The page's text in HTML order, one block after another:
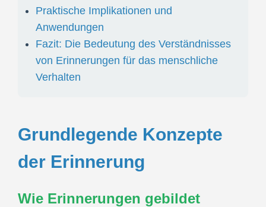
Praktische Implikationen und
Anwendungen
Fazit: Die Bedeutung des Verständnisses
von Erinnerungen für das menschliche
Verhalten
Grundlegende Konzepte
der Erinnerung
Wie Erinnerungen gebildet